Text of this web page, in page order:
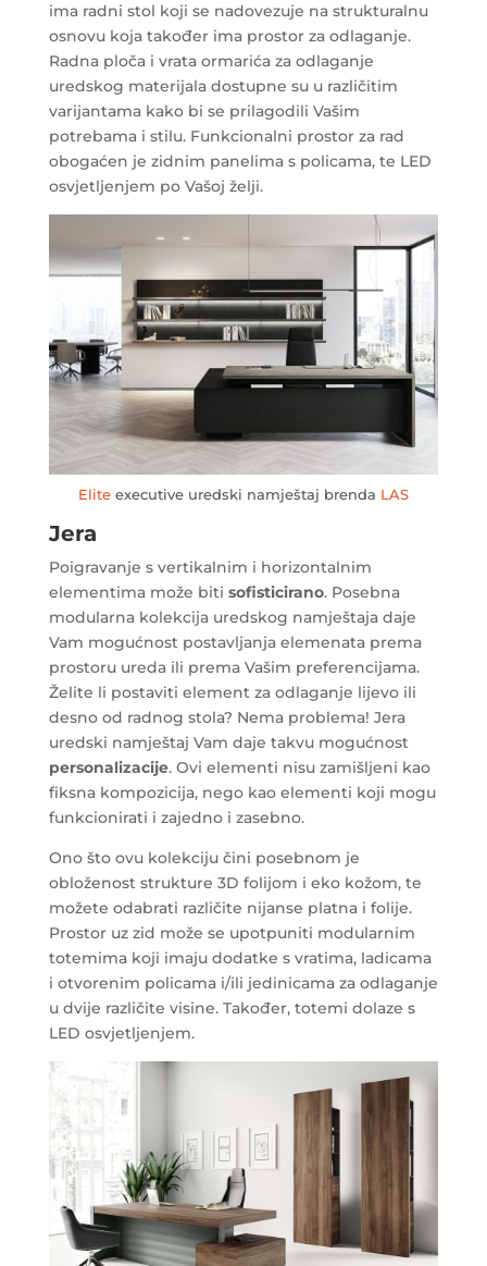
ima radni stol koji se nadovezuje na strukturalnu
osnovu koja također ima prostor za odlaganje.
Radna ploča i vrata ormarića za odlaganje
uredskog materijala dostupne su u različitim
varijantama kako bi se prilagodili Vašim
potrebama i stilu. Funkcionalni prostor za rad
obogaćen je zidnim panelima s policama, te LED
osvjetljenjem po Vašoj želji.
Eliteexecutive uredski namještaj brenda LAS
Jera
Poigravanje s vertikalnim i horizontalnim
elementima može biti sofisticirano. Posebna
modularna kolekcija uredskog namještaja daje
Vam mogućnost postavljanja elemenata prema
prostoru ureda ili prema Vašim preferencijama.
Želite li postaviti element za odlaganje lijevo ili
desno od radnog stola? Nema problema! Jera
uredski namještaj Vam daje takvu mogućnost
personalizacije. Ovi elementi nisu zamišljeni kao
fiksna kompozicija, nego kao elementi koji mogu
funkcionirati i zajedno i zasebno.
Ono što ovu kolekciju čini posebnom je
obloženost strukture 3D folijom i eko kožom, te
možete odabrati različite nijanse platna i folije.
Prostor uz zid može se upotpuniti modularnim
totemima koji imaju dodatke s vratima, ladicama
i otvorenim policama i/ili jedinicama za odlaganje
u dvije različite visine. Također, totemi dolaze s
LED osvjetljenjem.